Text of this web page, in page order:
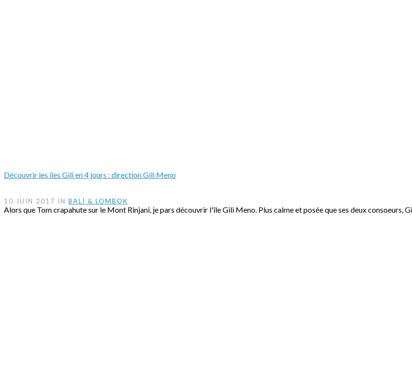
Découvrir les îles Gili en 4 jours : direction Gili Meno
10 JUIN 2017 IN BALI & LOMBOK
Alors que Tom crapahute sur le Mont Rinjani, je pars découvrir l'île Gili Meno. Plus calme et posée que ses deux consoeurs,